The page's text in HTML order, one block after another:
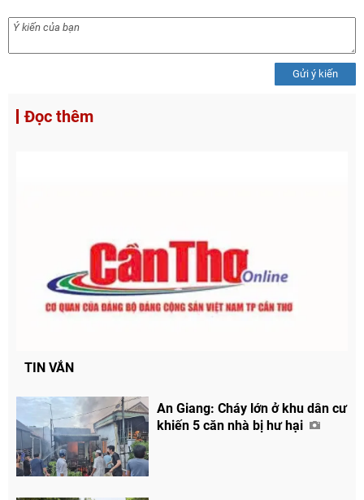
Gửi ý kiến
Đọc thêm
TIN VẮN
An Giang: Cháy lớn ở khu dân cư
khiến 5 căn nhà bị hư hại